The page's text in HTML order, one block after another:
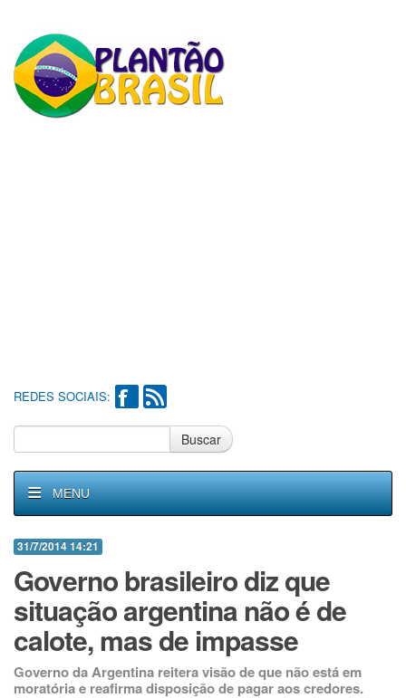
REDES SOCIAIS:
Buscar
MENU
31/7/2014 14:21
Governo brasileiro diz que
situação argentina não é de
calote, mas de impasse
Governo da Argentina reitera visão de que não está em
moratória e reafirma disposição de pagar aos credores.